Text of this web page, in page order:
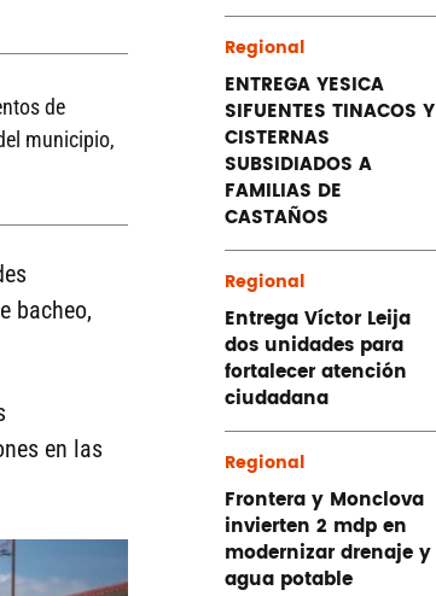
de
municipio,
bacheo,
en las
Regional
ENTREGA YESICA
SIFUENTES TINACOS Y
CISTERNAS
SUBSIDIADOS A
FAMILIAS DE
CASTAÑOS
Regional
Entrega Víctor Leija
dos unidades para
fortalecer atención
ciudadana
Regional
Frontera y Monclova
invierten 2 mdp en
modernizar drenaje y
agua potable